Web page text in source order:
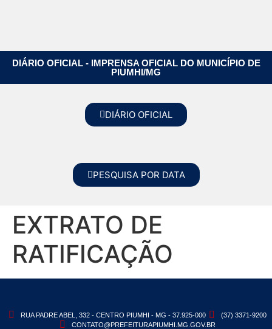
DIÁRIO OFICIAL - IMPRENSA OFICIAL DO MUNICÍPIO DE
PIUMHI/MG
DIÁRIO OFICIAL
PESQUISA POR DATA
EXTRATO DE
RATIFICAÇÃO
RUA PADRE ABEL, 332 - CENTRO PIUMHI - MG - 37.925-000
(37) 3371-9200
CONTATO@PREFEITURAPIUMHI.MG.GOV.BR